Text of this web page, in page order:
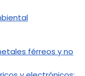
férreos y no